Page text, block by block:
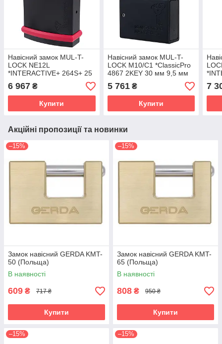
Навісний замок MUL-T-
LOCK NE12L
*INTERACTIVE+ 264S+ 25
мм 12 мм BOX_M (Ізраїль)
6 967 ₴
Купити
Навісний замок MUL-T-
LOCK M10/C1 *ClassicPro
4867 2KEY 30 мм 9,5 мм
(Ізраїль)
5 761₴
Купити
7
Акційні пропозиції та новинки
–15%
Замок навісний GERDA KMT-
50 (Польща)
В наявності
609 ₴ 717 ₴
Купити
–15%
Замок навісний GERDA KMT-
65 (Польща)
В наявності
808 ₴ 950 ₴
Купити
–15% –15%